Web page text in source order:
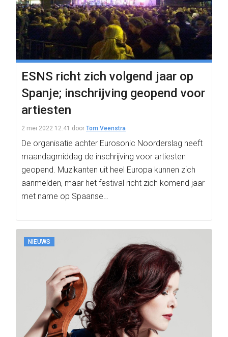
ESNS richt zich volgend jaar op
Spanje; inschrijving geopend voor
artiesten
2 mei 2022 12:41 door Tom Veenstra
De organisatie achter Eurosonic Noorderslag heeft
maandagmiddag de inschrijving voor artiesten
geopend. Muzikanten uit heel Europa kunnen zich
aanmelden, maar het festival richt zich komend jaar
met name op Spaanse…
NIEUWS